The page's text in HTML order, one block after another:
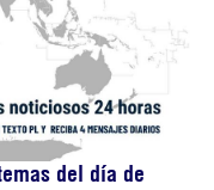
del día de